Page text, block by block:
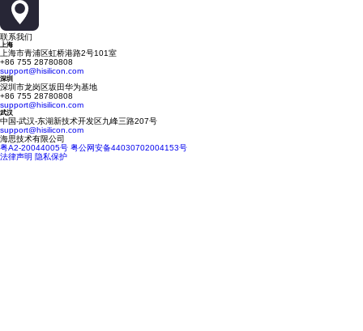
联系我们
上海
上海市青浦区虹桥港路2号101室
+86 755 28780808
support@hisilicon.com
深圳
深圳市龙岗区坂田华为基地
+86 755 28780808
support@hisilicon.com
武汉
中国-武汉-东湖新技术开发区九峰三路207号
support@hisilicon.com
海思技术有限公司
粤A2-20044005号 粤公网安备44030702004153号
法律声明 隐私保护